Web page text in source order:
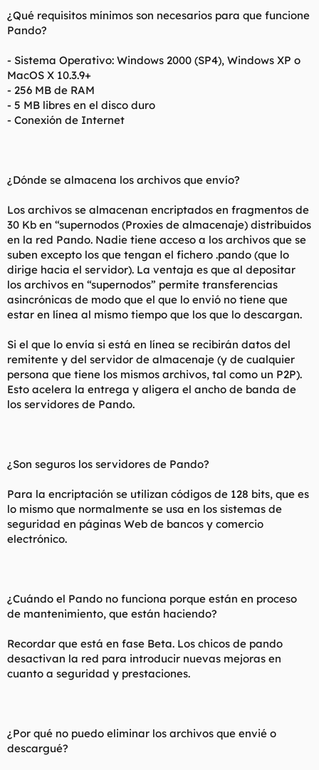
¿Qué requisitos mínimos son necesarios para que funcione
Pando?
- Sistema Operativo: Windows 2000 (SP4), Windows XP o
MacOS X 10.3.9+
- 256 MB de RAM
- 5 MB libres en el disco duro
- Conexión de Internet
¿Dónde se almacena los archivos que envío?
Los archivos se almacenan encriptados en fragmentos de
30 Kb en “supernodos (Proxies de almacenaje) distribuidos
en la red Pando. Nadie tiene acceso a los archivos que se
suben excepto los que tengan el fichero .pando (que lo
dirige hacia el servidor). La ventaja es que al depositar
los archivos en “supernodos” permite transferencias
asincrónicas de modo que el que lo envió no tiene que
estar en línea al mismo tiempo que los que lo descargan.
Si el que lo envía si está en línea se recibirán datos del
remitente y del servidor de almacenaje (y de cualquier
persona que tiene los mismos archivos, tal como un P2P).
Esto acelera la entrega y aligera el ancho de banda de
los servidores de Pando.
¿Son seguros los servidores de Pando?
Para la encriptación se utilizan códigos de 128 bits, que es
lo mismo que normalmente se usa en los sistemas de
seguridad en páginas Web de bancos y comercio
electrónico.
¿Cuándo el Pando no funciona porque están en proceso
de mantenimiento, que están haciendo?
Recordar que está en fase Beta. Los chicos de pando
desactivan la red para introducir nuevas mejoras en
cuanto a seguridad y prestaciones.
¿Por qué no puedo eliminar los archivos que envié o
descargué?